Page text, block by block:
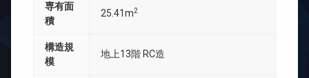
専有面
積
25.41m2
構造規
模
地上13階 RC造